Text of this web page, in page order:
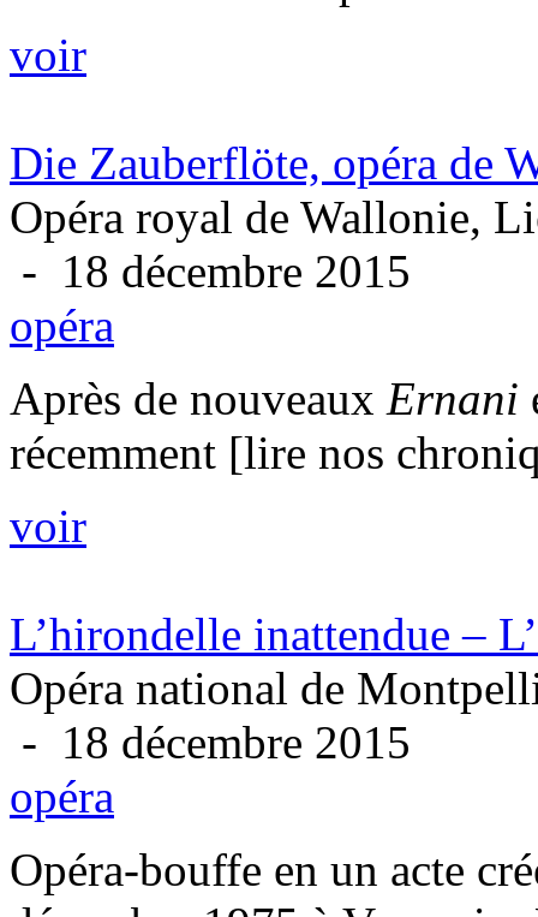
voir
Die Zauberflöte, opéra de
Opéra royal de Wallonie,
- 18 décembre 2015
opéra
Après de nouveaux Ernani
récemment [lire nos
voir
L’hirondelle inattendue –
Opéra national de
- 18 décembre 2015
opéra
Opéra-bouffe en un acte